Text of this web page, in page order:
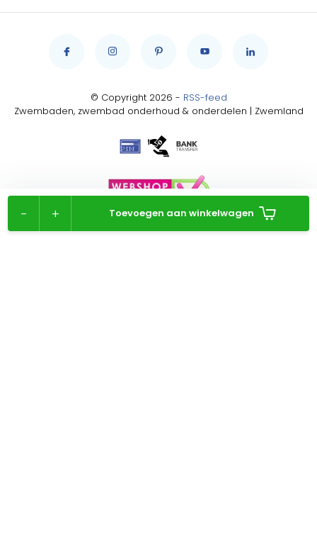
+
- Toevoegen aan winkelwagen
© Copyright 2026 - RSS-feed
Zwembaden, zwembad onderhoud & onderdelen | Zwemland